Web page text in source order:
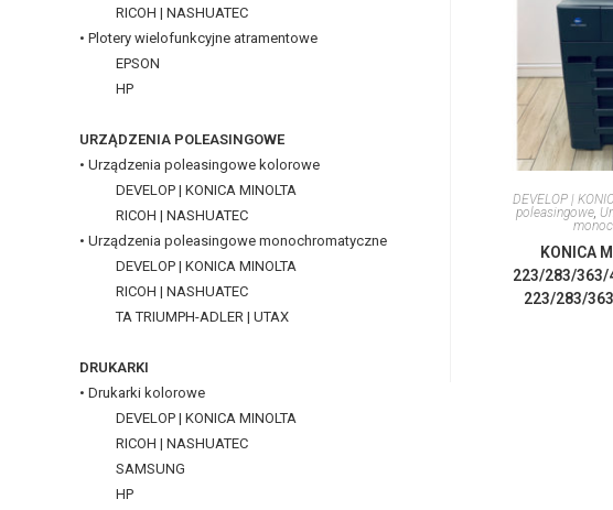
DEVELOP |
poleasingowe,
KONICA
223/283/363/
223/283/
RICOH | NASHUATEC
• Plotery wielofunkcyjne atramentowe
EPSON
HP
URZĄDZENIA POLEASINGOWE
• Urządzenia poleasingowe kolorowe
DEVELOP | KONICA MINOLTA
RICOH | NASHUATEC
• Urządzenia poleasingowe monochromatyczne
DEVELOP | KONICA MINOLTA
RICOH | NASHUATEC
TA TRIUMPH-ADLER | UTAX
DRUKARKI
• Drukarki kolorowe
DEVELOP | KONICA MINOLTA
RICOH | NASHUATEC
SAMSUNG
HP